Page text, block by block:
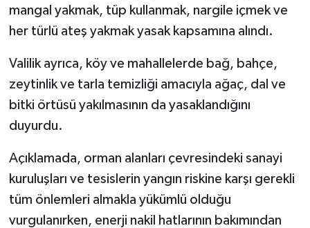
mangal yakmak, tüp kullanmak, nargile içmek ve
her türlü ateş yakmak yasak kapsamına alındı.
Valilik ayrıca, köy ve mahallelerde bağ, bahçe,
zeytinlik ve tarla temizliği amacıyla ağaç, dal ve
bitki örtüsü yakılmasının da yasaklandığını
duyurdu.
Açıklamada, orman alanları çevresindeki sanayi
kuruluşları ve tesislerin yangın riskine karşı gerekli
tüm önlemleri almakla yükümlü olduğu
vurgulanırken, enerji nakil hatlarının bakımından